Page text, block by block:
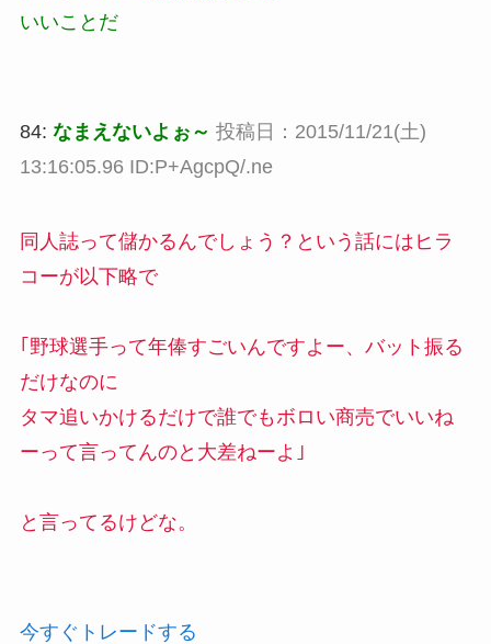
いいことだ
84: なまえないよぉ～ 投稿日：2015/11/21(土)
13:16:05.96 ID:P+AgcpQ/.ne
同人誌って儲かるんでしょう？という話にはヒラ
コーが以下略で
｢野球選手って年俸すごいんですよー、バット振る
だけなのに
タマ追いかけるだけで誰でもボロい商売でいいね
ーって言ってんのと大差ねーよ｣
と言ってるけどな。
今すぐトレードする